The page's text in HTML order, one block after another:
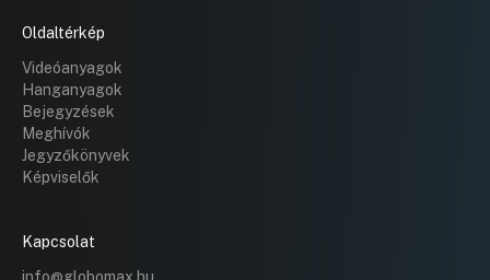
Oldaltérkép
Videóanyagok
Hanganyagok
Bejegyzések
Meghívók
Jegyzőkönyvek
Képviselők
Kapcsolat